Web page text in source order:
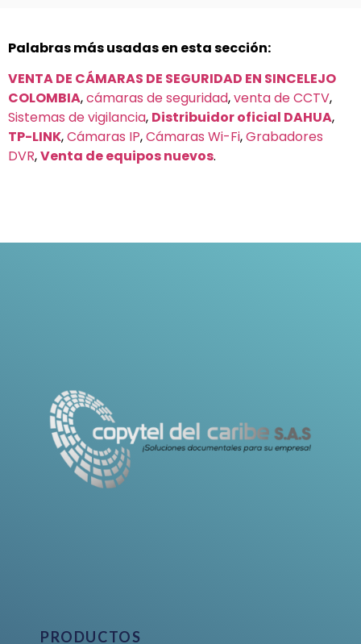
Palabras más usadas en esta sección:
VENTA DE CÁMARAS DE SEGURIDAD EN SINCELEJO
COLOMBIA,cámaras de seguridad,venta de CCTV,
Sistemas de vigilancia, Distribuidor oficial DAHUA,
TP-LINK,Cámaras IP,Cámaras Wi-Fi,Grabadores
DVR,Venta de equipos nuevos.
PRODUCTOS